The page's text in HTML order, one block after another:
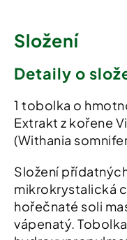
Složení
Detaily o
1 tobolka o
Extrakt z kořene
(Withania
Složení
mikrokrystalická
hořečnaté soli
vápenatý.